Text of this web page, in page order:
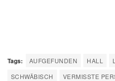
Tags: AUFGEFUNDEN HALL
SCHWÄBISCH
VERMISSTE